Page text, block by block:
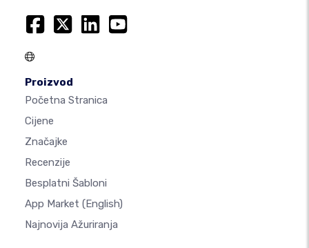
Proizvod
Početna Stranica
Cijene
Značajke
Recenzije
Besplatni Šabloni
App Market (English)
Najnovija Ažuriranja